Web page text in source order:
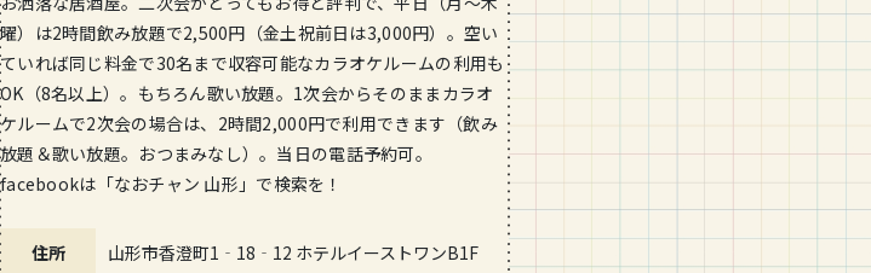
曜）は2時間飲み放題で2,500円（金土祝前日は3,000円）。空い
ていれば同じ料金で30名まで収容可能なカラオケルームの利用も
OK（8名以上）。もちろん歌い放題。1次会からそのままカラオ
ケルームで2次会の場合は、2時間2,000円で利用できます（飲み
放題＆歌い放題。おつまみなし）。当日の電話予約可。
facebookは「なおチャン 山形」で検索を！
住所 山形市香澄町1‐18‐12 ホテルイーストワンB1F